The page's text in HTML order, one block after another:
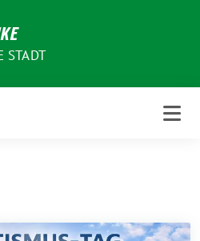
STADT